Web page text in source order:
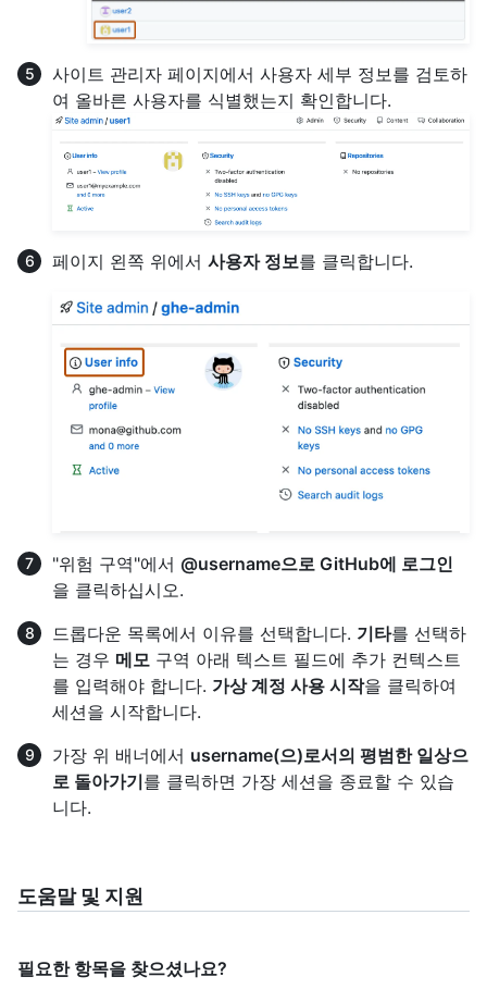
사이트 관리자 페이지에서 사용자 세부 정보를 검토하
여 올바른 사용자를 식별했는지 확인합니다.
페이지 왼쪽 위에서 사용자 정보를 클릭합니다.
"위험 구역"에서 @username으로 GitHub에 로그인
을 클릭하십시오.
드롭다운 목록에서 이유를 선택합니다. 기타를 선택하
는 경우 메모 구역 아래 텍스트 필드에 추가 컨텍스트
를 입력해야 합니다. 가상 계정 사용 시작을 클릭하여
세션을 시작합니다.
가장 위 배너에서 username(으)로서의 평범한 일상으
로 돌아가기를 클릭하면 가장 세션을 종료할 수 있습
니다.
도움말 및 지원
필요한 항목을 찾으셨나요?